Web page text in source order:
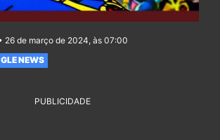
26 de março de 2024, às 07:00
NEWS
PUBLICIDADE